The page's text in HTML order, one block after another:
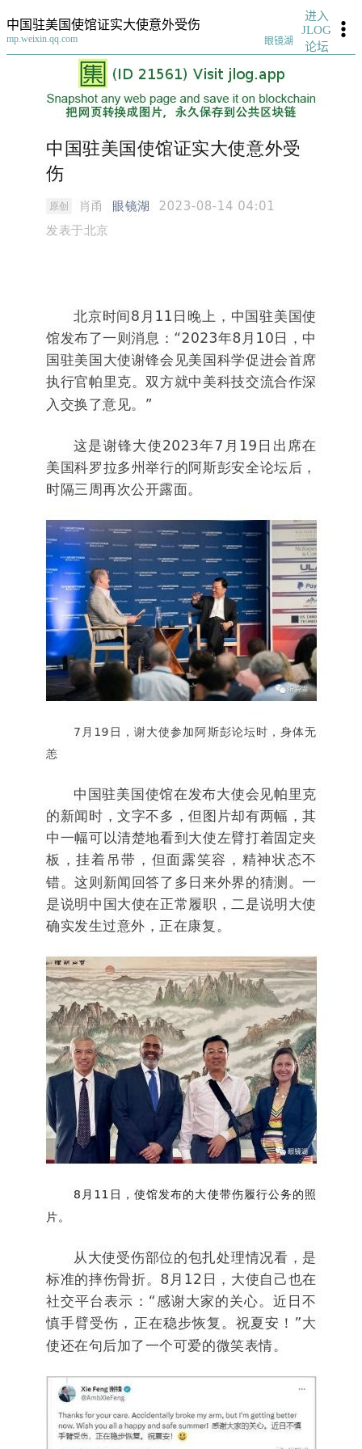
中国驻美国使馆证实大使意外受伤
mp.weixin.qq.com 眼镜湖
进入
JLOG
论坛